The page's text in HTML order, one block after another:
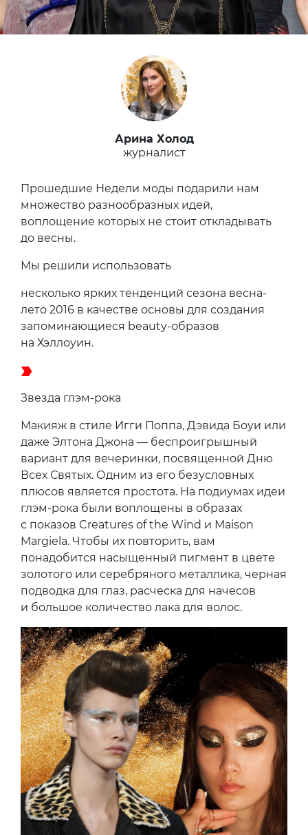
Арина Холод
журналист
Прошедшие Недели моды подарили нам
множество разнообразных идей,
воплощение которых не стоит откладывать
до весны.
Мы решили использовать
несколько ярких тенденций сезона весна-
лето 2016 в качестве основы для создания
запоминающиеся beauty-образов
на Хэллоуин.
Звезда глэм-рока
Макияж в стиле Игги Поппа, Дэвида Боуи или
даже Элтона Джона — беспроигрышный
вариант для вечеринки, посвященной Дню
Всех Святых. Одним из его безусловных
плюсов является простота. На подиумах идеи
глэм-рока были воплощены в образах
с показов Creatures of the Wind и Maison
Margiela. Чтобы их повторить, вам
понадобится насыщенный пигмент в цвете
золотого или серебряного металлика, черная
подводка для глаз, расческа для начесов
и большое количество лака для волос.